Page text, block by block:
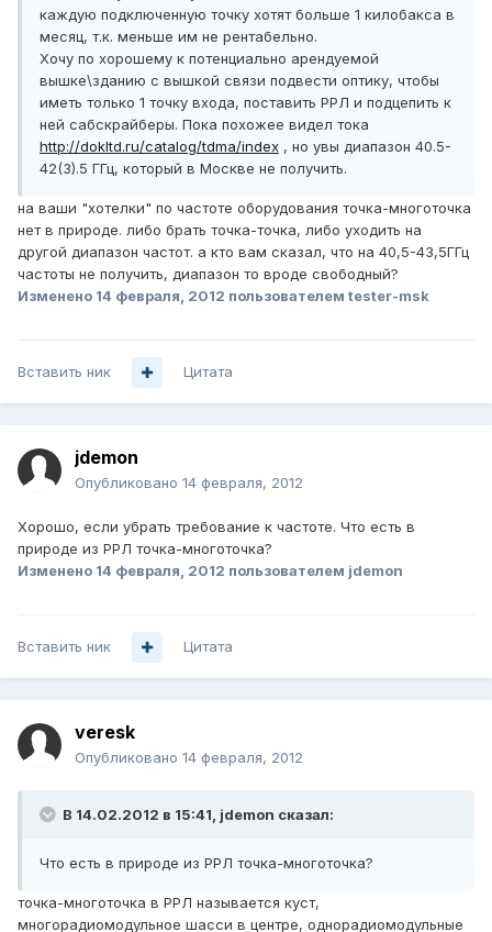
каждую подключенную точку хотят больше 1 килобакса в
месяц, т.к. меньше им не рентабельно.
Хочу по хорошему к потенциально арендуемой
вышке\зданию с вышкой связи подвести оптику, чтобы
иметь только 1 точку входа, поставить РРЛ и подцепить к
ней сабскрайберы. Пока похожее видел тока
http://dokltd.ru/catalog/tdma/index , но увы диапазон 40.5-
42(3).5 ГГц, который в Москве не получить.
на ваши "хотелки" по частоте оборудования точка-многоточка
нет в природе. либо брать точка-точка, либо уходить на
другой диапазон частот. а кто вам сказал, что на 40,5-43,5ГГц
частоты не получить, диапазон то вроде свободный?
Изменено 14 февраля, 2012 пользователем tester-msk
Вставить ник Цитата
jdemon
Опубликовано 14 февраля, 2012
Хорошо, если убрать требование к частоте. Что есть в
природе из РРЛ точка-многоточка?
Изменено 14 февраля, 2012 пользователем jdemon
Вставить ник Цитата
veresk
Опубликовано 14 февраля, 2012
В 14.02.2012 в 15:41, jdemon сказал:
Что есть в природе из РРЛ точка-многоточка?
точка-многоточка в РРЛ называется куст,
многорадиомодульное шасси в центре, однорадиомодульные